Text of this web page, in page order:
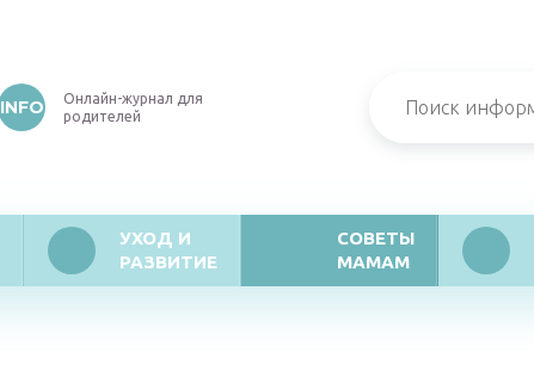
INFO
Онлайн-журнал для
родителей
УХОД И
РАЗВИТИЕ
СОВЕТЫ
МАМАМ